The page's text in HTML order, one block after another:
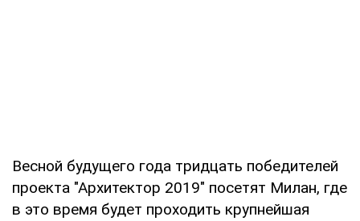
Весной будущего года тридцать победителей
проекта "Архитектор 2019" посетят Милан, где
в это время будет проходить крупнейшая